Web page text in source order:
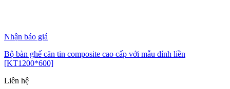
Nhận báo giá
Bộ bàn ghế căn tin composite cao cấp với mẫu dính liền
[KT1200*600]
Liên hệ